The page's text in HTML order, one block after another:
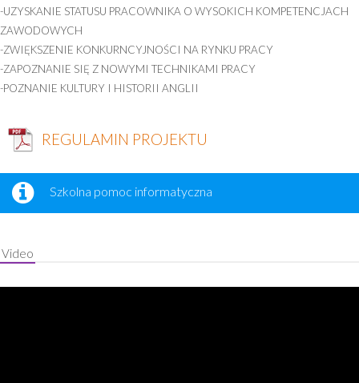
-UZYSKANIE STATUSU PRACOWNIKA O WYSOKICH KOMPETENCJACH
ZAWODOWYCH
-ZWIĘKSZENIE KONKURNCYJNOŚCI NA RYNKU PRACY
-ZAPOZNANIE SIĘ Z NOWYMI TECHNIKAMI PRACY
-POZNANIE KULTURY I HISTORII ANGLII
REGULAMIN PROJEKTU
Szkolna pomoc informatyczna
Video